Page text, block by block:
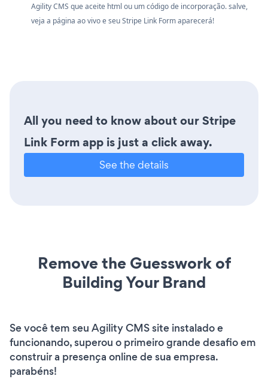
Agility CMS que aceite html ou um código de incorporação. salve,
veja a página ao vivo e seu Stripe Link Form aparecerá!
All you need to know about our Stripe
Link Form app is just a click away.
See the details
Remove the Guesswork of
Building Your Brand
Se você tem seu Agility CMS site instalado e
funcionando, superou o primeiro grande desafio em
construir a presença online de sua empresa.
parabéns!